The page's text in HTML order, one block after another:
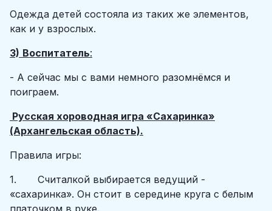
Одежда детей состояла из таких же элементов,
как и у взрослых.
3) Воспитатель:
- А сейчас мы с вами немного разомнёмся и
поиграем.
Русская хороводная игра «Сахаринка»
(Архангельская область).
Правила игры:
1. Считалкой выбирается ведущий -
«сахаринка». Он стоит в середине круга с белым
платочком в руке.